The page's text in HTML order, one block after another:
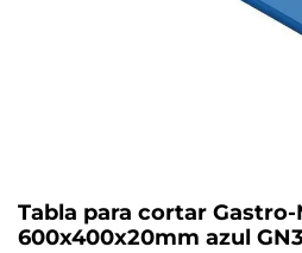
Tabla para cortar
600x400x20mm azul